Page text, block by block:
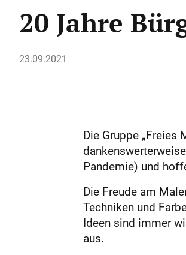
20 Jahre
23.09.2021
Die Gruppe „Freies
Pandemie) und
Die Freude am
Techniken und
Ideen sind immer
aus.